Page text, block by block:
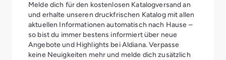
Melde dich für den kostenlosen Katalogversand an
und erhalte unseren druckfrischen Katalog mit allen
aktuellen Informationen automatisch nach Hause –
so bist du immer bestens informiert über neue
Angebote und Highlights bei Aldiana. Verpasse
keine Neuigkeiten mehr und melde dich zusätzlich